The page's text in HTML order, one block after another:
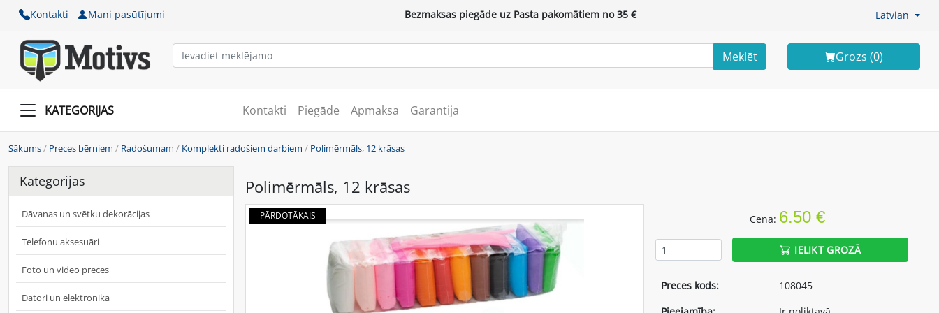
Kontakti Mani pasūtījumi Bezmaksas piegāde uz Pasta pakomātiem no 35 € Latvian
Meklēt Grozs (0)
KATEGORIJAS Kontakti Piegāde Apmaksa Garantija
Sākums/ Preces bērniem / Radošumam / Komplekti radošiem darbiem / Polimērmāls, 12 krāsas
Kategorijas
Dāvanas un svētku dekorācijas
Telefonu aksesuāri
Foto un video preces
Datori un elektronika
Polimērmāls, 12 krāsas
PĀRDOTĀKAIS Cena: 6.50 €
IELIKT GROZĀ
Preces kods:
108045